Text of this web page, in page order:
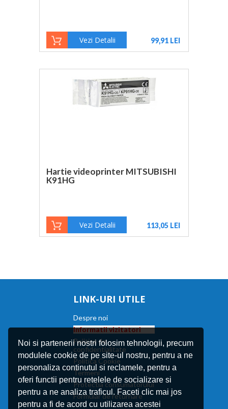
Noi si partenerii nostri folosim tehnologii, precum
modulele cookie de pe site-ul nostru, pentru a ne
personaliza continutul si reclamele, pentru a
oferi functii pentru retelele de socializare si
pentru a ne analiza traficul. Faceti clic mai jos
pentru a fi de acord cu utilizarea acestei
Vezi Detalii 99,91 LEI
Hartie videoprinter MITSUBISHI
K91HG
Vezi Detalii 113,05 LEI
LINK-URI UTILE
Despre noi
Informatii vizitatori
Politica de
confidentialitate
Politica Cookie
Termeni
Protectia consumatorului
Formular de returnare